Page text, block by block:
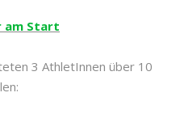
am Start
3 AthletInnen über 10